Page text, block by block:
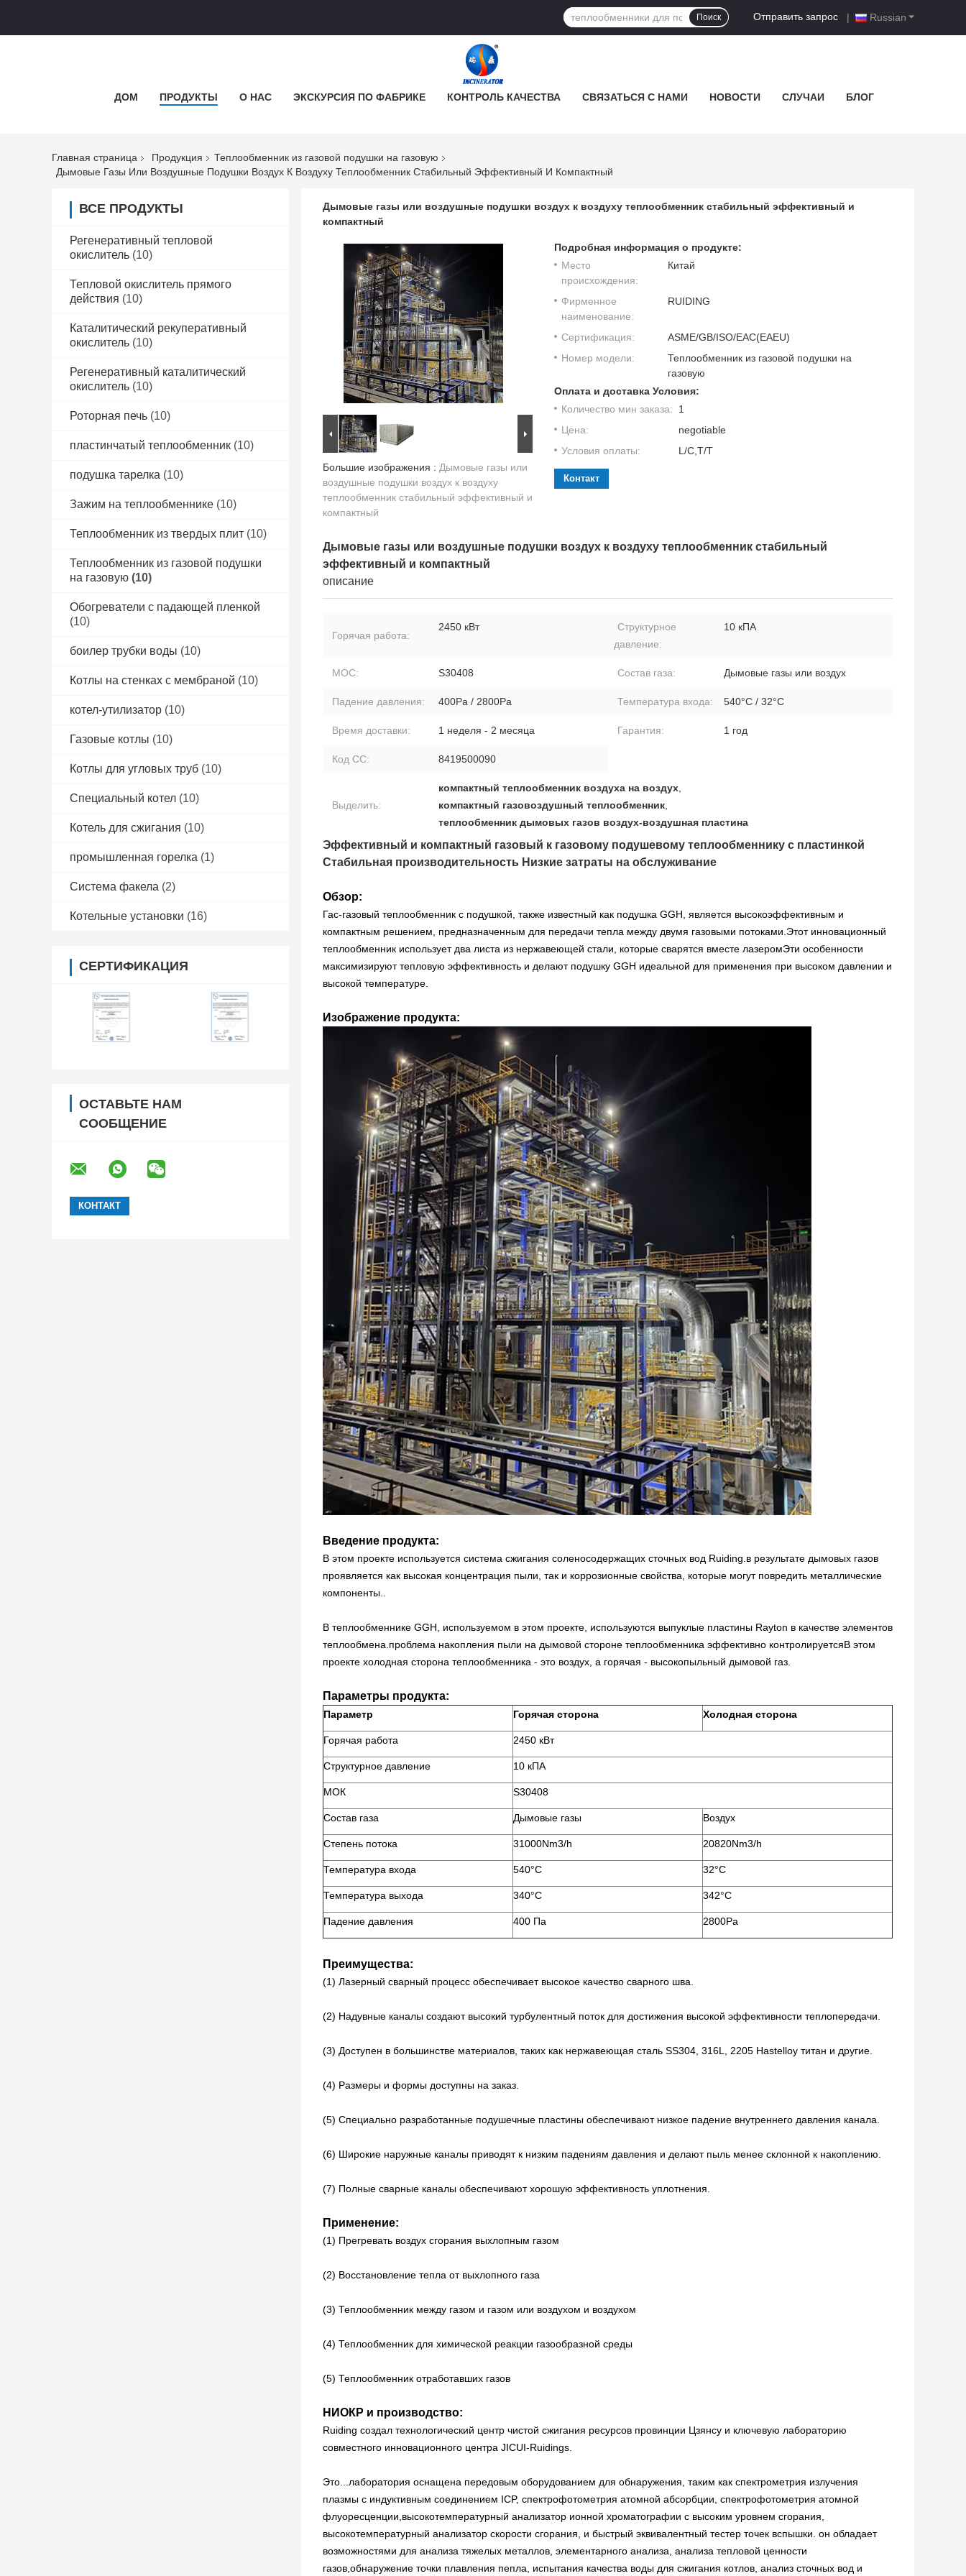
Russian
Отправить запрос |
Поиск
ДОМ ПРОДУКТЫ О НАС ЭКСКУРСИЯ ПО ФАБРИКЕ КОНТРОЛЬ КАЧЕСТВА СВЯЗАТЬСЯ С НАМИ НОВОСТИ СЛУЧАИ БЛОГ
Главная страница Продукция
Теплообменник из газовой подушки на газовую
Дымовые Газы Или Воздушные Подушки Воздух К Воздуху Теплообменник Стабильный Эффективный И Компактный
ВСЕ ПРОДУКТЫ
Регенеративный тепловой
окислитель (10)
Тепловой окислитель прямого
действия (10)
Каталитический рекуперативный
окислитель (10)
Регенеративный каталитический
окислитель (10)
Роторная печь (10)
пластинчатый теплообменник (10)
подушка тарелка (10)
Зажим на теплообменнике (10)
Теплообменник из твердых плит (10)
Теплообменник из газовой подушки
на газовую (10)
Обогреватели с падающей пленкой
(10)
боилер трубки воды (10)
Котлы на стенках с мембраной (10)
котел-утилизатор (10)
Газовые котлы (10)
Котлы для угловых труб (10)
Специальный котел (10)
Котель для сжигания (10)
промышленная горелка (1)
Система факела (2)
Котельные установки (16)
СЕРТИФИКАЦИЯ
ОСТАВЬТЕ НАМ
СООБЩЕНИЕ
Дымовые газы или воздушные подушки воздух к воздуху теплообменник стабильный эффективный и
компактный
Большие изображения : Дымовые газы или
воздушные подушки воздух к воздуху
теплообменник стабильный эффективный и
компактный
Подробная информация о продукте:
Место
происхождения:
Китай
Фирменное
наименование:
RUIDING
Сертификация:
ASME/GB/ISO/EAC(EAEU)
Номер модели:
Теплообменник из газовой подушки на
газовую
Оплата и доставка Условия:
Количество мин заказа:
1
Цена:
negotiable
Условия оплаты:
L/C,T/T
Контакт
Дымовые газы или воздушные подушки воздух к воздуху теплообменник стабильный
эффективный и компактный
описание
Горячая работа:
2450 кВт
Структурное
давление:
10 кПА
MOC: S30408 Состав газа: Дымовые газы или воздух
Падение давления: 400Pa / 2800Pa Температура входа: 540°C / 32°C
Время доставки: 1 неделя - 2 месяца Гарантия: 1 год
Код СС: 8419500090
Выделить:
компактный теплообменник воздуха на воздух
компактный газовоздушный теплообменник
теплообменник дымовых газов воздух-воздушная пластина
Эффективный и компактный газовый к газовому подушевому теплообменнику с пластинкой
Стабильная производительность Низкие затраты на обслуживание
Обзор:
Гас-газовый теплообменник с подушкой, также известный как подушка GGH, является высокоэффективным и
компактным решением, предназначенным для передачи тепла между двумя газовыми потоками.Этот инновационный
теплообменник использует два листа из нержавеющей стали, которые сварятся вместе лазеромЭти особенности
максимизируют тепловую эффективность и делают подушку GGH идеальной для применения при высоком давлении и
высокой температуре.
Изображение продукта:
Введение продукта:
В этом проекте используется система сжигания соленосодержащих сточных вод Ruiding.в результате дымовых газов
проявляется как высокая концентрация пыли, так и коррозионные свойства, которые могут повредить металлические
компоненты..
В теплообменнике GGH, используемом в этом проекте, используются выпуклые пластины Rayton в качестве элементов
теплообмена.проблема накопления пыли на дымовой стороне теплообменника эффективно контролируетсяВ этом
проекте холодная сторона теплообменника - это воздух, а горячая - высокопыльный дымовой газ.
Параметры продукта:
Параметр Горячая сторона Холодная сторона
Горячая работа 2450 кВт
Структурное давление 10 кПА
МОК S30408
Состав газа Дымовые газы Воздух
Степень потока 31000Nm3/h 20820Nm3/h
Температура входа 540°C 32°C
Температура выхода 340°С 342°C
Падение давления 400 Па 2800Pa
Преимущества:
(1) Лазерный сварный процесс обеспечивает высокое качество сварного шва.
(2) Надувные каналы создают высокий турбулентный поток для достижения высокой эффективности теплопередачи.
(3) Доступен в большинстве материалов, таких как нержавеющая сталь SS304, 316L, 2205 Hastelloy титан и другие.
(4) Размеры и формы доступны на заказ.
(5) Специально разработанные подушечные пластины обеспечивают низкое падение внутреннего давления канала.
(6) Широкие наружные каналы приводят к низким падениям давления и делают пыль менее склонной к накоплению.
(7) Полные сварные каналы обеспечивают хорошую эффективность уплотнения.
Применение:
(1) Прегревать воздух сгорания выхлопным газом
(2) Восстановление тепла от выхлопного газа
(3) Теплообменник между газом и газом или воздухом и воздухом
(4) Теплообменник для химической реакции газообразной среды
(5) Теплообменник отработавших газов
НИОКР и производство:
Ruiding создал технологический центр чистой сжигания ресурсов провинции Цзянсу и ключевую лабораторию
совместного инновационного центра JICUI-Ruidings.
Это... лаборатория оснащена передовым оборудованием для обнаружения, таким как спектрометрия излучения
плазмы с индуктивным соединением ICP, спектрофотометрия атомной абсорбции, спектрофотометрия атомной
флуоресценции,высокотемпературный анализатор ионной хроматографии с высоким уровнем сгорания,
высокотемпературный анализатор скорости сгорания, и быстрый эквивалентный тестер точек вспышки. он обладает
возможностями для анализа тяжелых металлов, элементарного анализа, анализа тепловой ценности
газов,обнаружение точки плавления пепла, испытания качества воды для сжигания котлов, анализ сточных вод и